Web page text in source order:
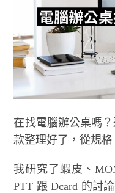
在找電腦辦公桌嗎
款整理好了，從規
我研究了蝦皮、
PTT 跟 Dcard 的討